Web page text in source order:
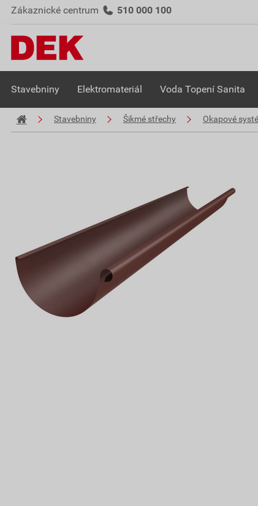
Zákaznické centrum 510 000 100
Stavebniny Elektromateriál Voda Topení Sanita
Stavebniny Šikmé střechy Okapové